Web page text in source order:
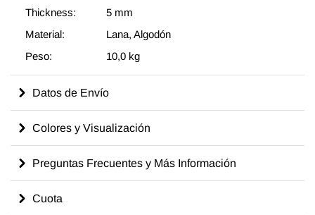
Thickness:
5 mm
Material:
Lana, Algodón
Peso:
10,0 kg
Datos de Envío
Colores y Visualización
Preguntas Frecuentes y Más Información
Cuota